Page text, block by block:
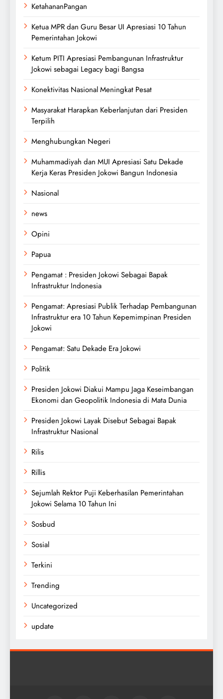
KetahananPangan
Ketua MPR dan Guru Besar UI Apresiasi 10 Tahun
Pemerintahan Jokowi
Ketum PITI Apresiasi Pembangunan Infrastruktur
Jokowi sebagai Legacy bagi Bangsa
Konektivitas Nasional Meningkat Pesat
Masyarakat Harapkan Keberlanjutan dari Presiden
Terpilih
Menghubungkan Negeri
Muhammadiyah dan MUI Apresiasi Satu Dekade
Kerja Keras Presiden Jokowi Bangun Indonesia
Nasional
news
Opini
Papua
Pengamat : Presiden Jokowi Sebagai Bapak
Infrastruktur Indonesia
Pengamat: Apresiasi Publik Terhadap Pembangunan
Infrastruktur era 10 Tahun Kepemimpinan Presiden
Jokowi
Pengamat: Satu Dekade Era Jokowi
Politik
Presiden Jokowi Diakui Mampu Jaga Keseimbangan
Ekonomi dan Geopolitik Indonesia di Mata Dunia
Presiden Jokowi Layak Disebut Sebagai Bapak
Infrastruktur Nasional
Rilis
Rillis
Sejumlah Rektor Puji Keberhasilan Pemerintahan
Jokowi Selama 10 Tahun Ini
Sosbud
Sosial
Terkini
Trending
Uncategorized
update